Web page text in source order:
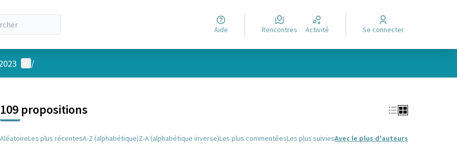
Aide Rencontres Activité Se connecter
Menu utilisateur
/
109 propositions
AléatoireLes plus récentesA-Z (alphabétique)Z-A (alphabétique inverse)Les plus commentéesLes plus suiviesAvec le plus d'auteurs